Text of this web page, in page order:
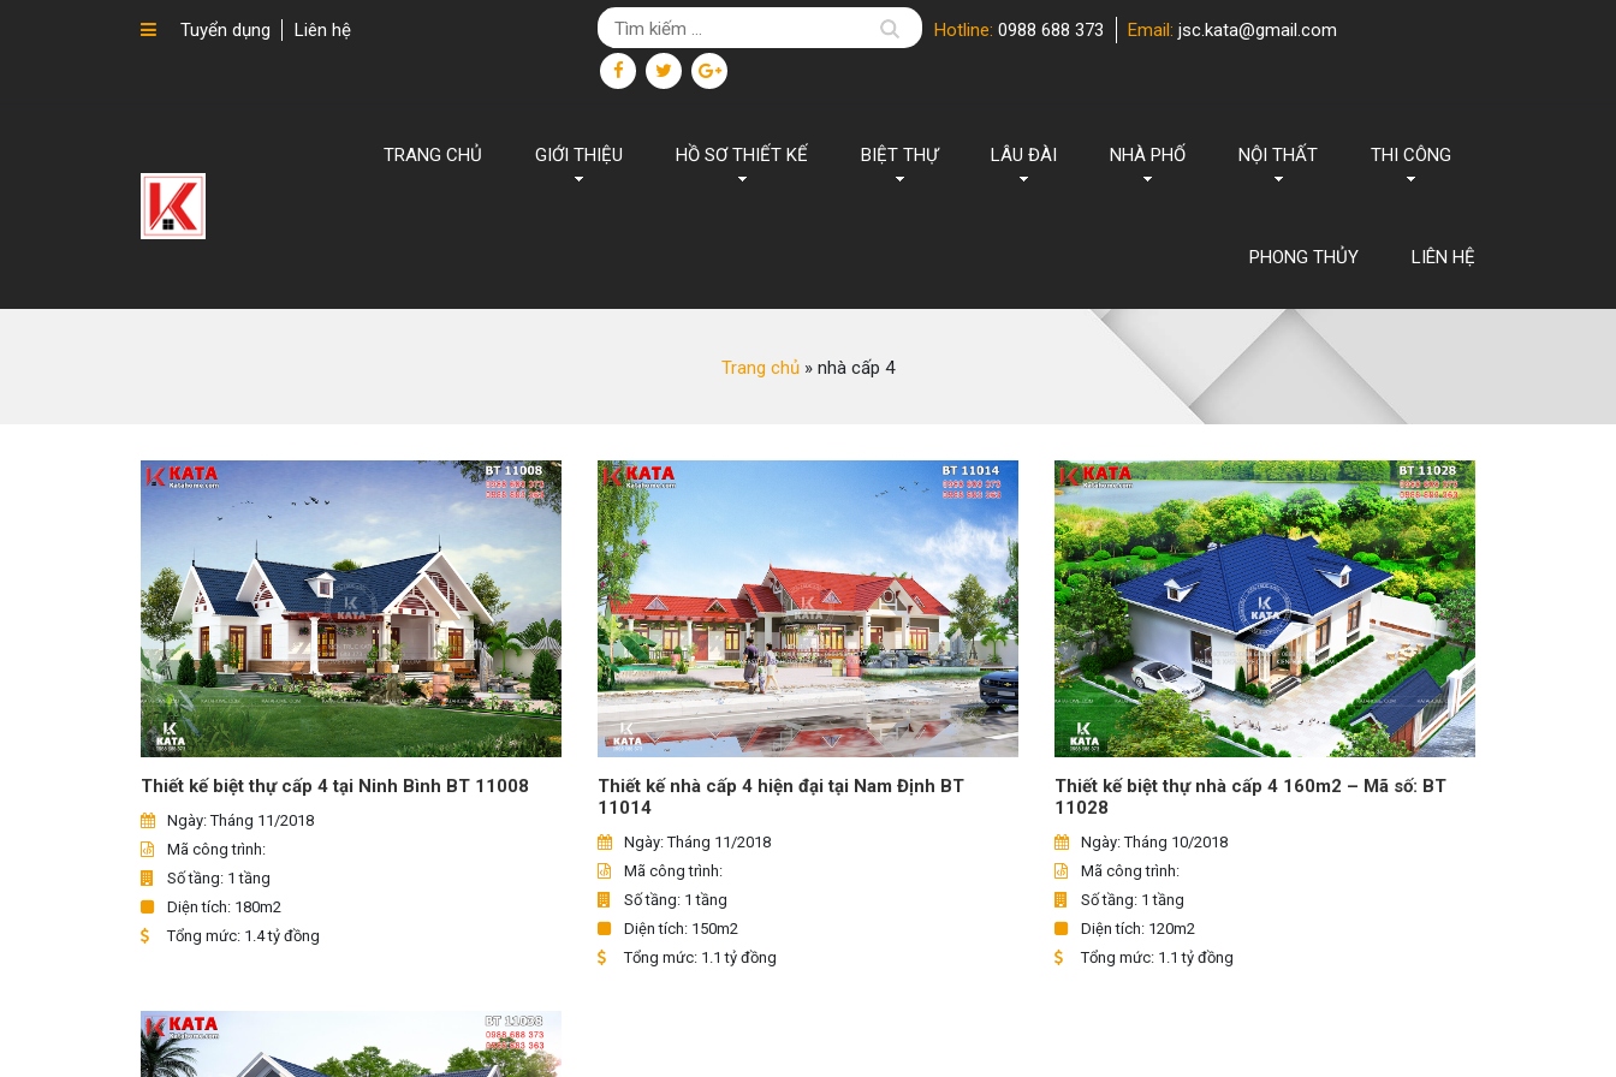
Tuyển dụng Liên hệ Hotline: 0988 688 373 Email: jsc.kata@gmail.com
TRANG CHỦ GIỚI THIỆU HỒ SƠ THIẾT KẾ BIỆT THỰ LÂU ĐÀI NHÀ PHỐ NỘI THẤT THI CÔNG
PHONG THỦY LIÊN HỆ
Trang chủ » nhà cấp 4
Thiết kế biệt thự cấp 4 tại Ninh Bình BT 11008
Ngày: Tháng 11/2018
Mã công trình:
Số tầng: 1 tầng
Diện tích: 180m2
Tổng mức: 1.4 tỷ đồng
Thiết kế nhà cấp 4 hiện đại tại Nam Định BT
11014
Ngày: Tháng 11/2018
Mã công trình:
Số tầng: 1 tầng
Diện tích: 150m2
Tổng mức: 1.1 tỷ đồng
Thiết kế biệt thự nhà cấp 4 160m2 – Mã số: BT
11028
Ngày: Tháng 10/2018
Mã công trình:
Số tầng: 1 tầng
Diện tích: 120m2
Tổng mức: 1.1 tỷ đồng